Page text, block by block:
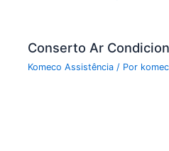
Conserto Ar
Komeco Assistência / Por